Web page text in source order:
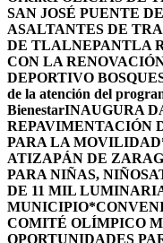
SAN JOSÉ PUENTE
ASALTANTES DE
DE TLALNEPANTLA
CON LA
DEPORTIVO
de la atención del
BienestarINAUGURA
REPAVIMENTACIÓN
PARA LA MOVILIDAD
ATIZAPÁN DE
PARA NIÑAS, NIÑOS
DE 11 MIL
MUNICIPIO*
COMITÉ OLÍMPICO
OPORTUNIDADES